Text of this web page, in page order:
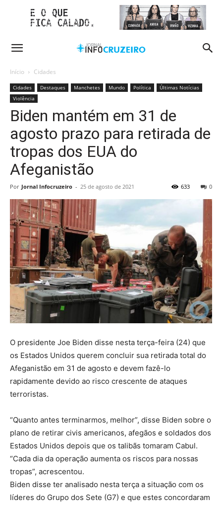
Início Cidades
Cidades Destaques Manchetes Mundo Política
Últimas Notícias
Violência
Biden mantém em 31 de
agosto prazo para retirada de
tropas dos EUA do
Afeganistão
Por Jornal Infocruzeiro - 25 de agosto de 2021 0
633
O presidente Joe Biden disse nesta terça-feira (24) que
os Estados Unidos querem concluir sua retirada total do
Afeganistão em 31 de agosto e devem fazê-lo
rapidamente devido ao risco crescente de ataques
terroristas.
“Quanto antes terminarmos, melhor”, disse Biden sobre o
plano de retirar civis americanos, afegãos e soldados dos
Estados Unidos depois que os talibãs tomaram Cabul.
“Cada dia da operação aumenta os riscos para nossas
tropas”, acrescentou.
Biden disse ter analisado nesta terça a situação com os
líderes do Grupo dos Sete (G7) e que estes concordaram